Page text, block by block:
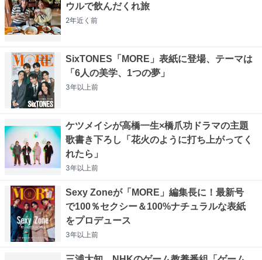
ウルで飲んだくれ旅
2年近く 前
SixTONES「MORE」表紙に登場、テーマは
「6人の美学、1つの夢」
3年以上前
ケツメイシが高橋一生×橋爪功ドラマの主題
歌書き下ろし「花火のように打ち上がってく
れたら」
3年以上前
Sexy Zoneが「MORE」編集長に！最新号
で100％セクシー＆100%ナチュラルな表紙
をプロデュース
3年以上前